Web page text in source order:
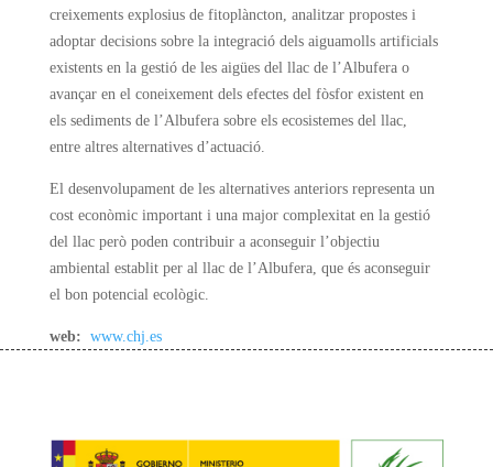
creixements explosius de fitoplàncton, analitzar propostes i
adoptar decisions sobre la integració dels aiguamolls artificials
existents en la gestió de les aigües del llac de l’Albufera o
avançar en el coneixement dels efectes del fòsfor existent en
els sediments de l’Albufera sobre els ecosistemes del llac,
entre altres alternatives d’actuació.
El desenvolupament de les alternatives anteriors representa un
cost econòmic important i una major complexitat en la gestió
del llac però poden contribuir a aconseguir l’objectiu
ambiental establit per al llac de l’Albufera, que és aconseguir
el bon potencial ecològic.
web: www.chj.es